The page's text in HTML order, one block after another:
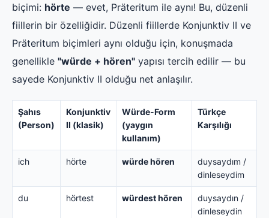
biçimi: hörte — evet, Präteritum ile aynı! Bu, düzenli
fiillerin bir özelliğidir. Düzenli fiillerde Konjunktiv II ve
Präteritum biçimleri aynı olduğu için, konuşmada
genellikle "würde + hören" yapısı tercih edilir — bu
sayede Konjunktiv II olduğu net anlaşılır.
Şahıs
(Person)
Konjunktiv
II (klasik)
Würde-Form
(yaygın
kullanım)
Türkçe
Karşılığı
ich hörte würde hören
duysaydım /
dinleseydim
du hörtest würdest hören
duysaydın /
dinleseydin